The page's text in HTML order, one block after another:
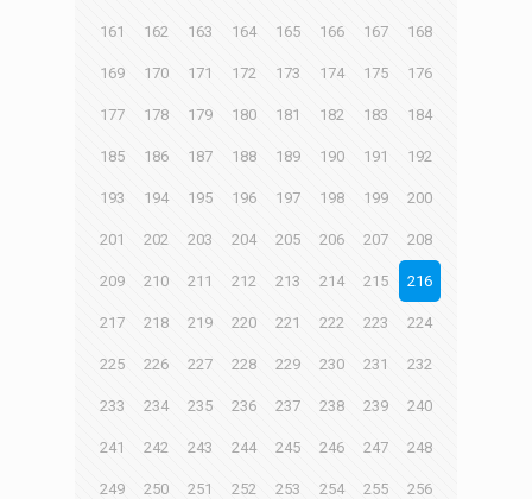
161 162 163 164 165 166 167 168
169 170 171 172 173 174 175 176
177 178 179 180 181 182 183 184
185 186 187 188 189 190 191 192
193 194 195 196 197 198 199 200
201 202 203 204 205 206 207 208
209 210 211 212 213 214 215 216
217 218 219 220 221 222 223 224
225 226 227 228 229 230 231 232
233 234 235 236 237 238 239 240
241 242 243 244 245 246 247 248
249 250 251 252 253 254 255 256